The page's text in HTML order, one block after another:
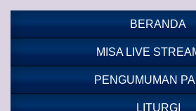
BERANDA
MISA LIVE
PENGUMUMAN
LITURGI